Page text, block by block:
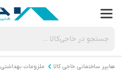
هایپر ساختمانی خاجی‌ کالا ملزومات بهداشتی